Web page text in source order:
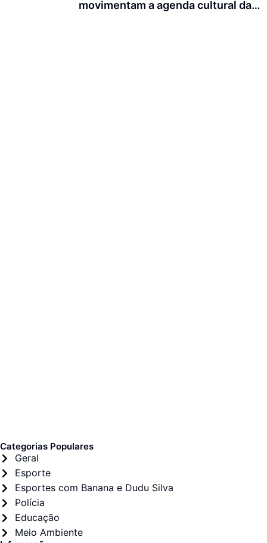
movimentam a agenda cultural da
Categorias Populares
Geral
Esporte
Esportes com Banana e Dudu Silva
Polícia
Educação
Meio Ambiente